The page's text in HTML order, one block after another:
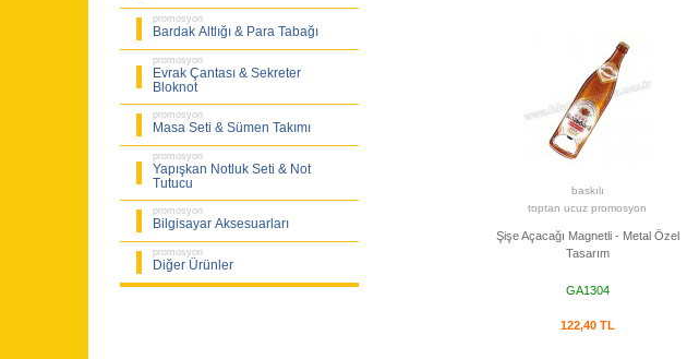
promosyon
Bardak Altlığı & Para Tabağı
promosyon
Evrak Çantası & Sekreter
Bloknot
promosyon
Masa Seti & Sümen Takımı
promosyon
Yapışkan Notluk Seti & Not
Tutucu
promosyon
Bilgisayar Aksesuarları
promosyon
Diğer Ürünler
baskılı
toptan ucuz promosyon
Şişe Açacağı Magnetli - Metal Özel
Tasarım
GA1304
122,40 TL